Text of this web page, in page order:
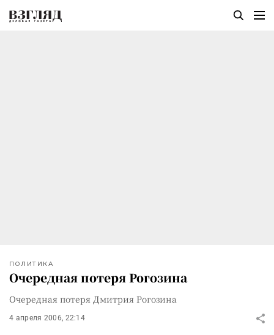
ПОЛИТИКА
Очередная потеря Рогозина
Очередная потеря Дмитрия Рогозина
4 апреля 2006, 22:14